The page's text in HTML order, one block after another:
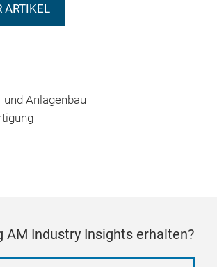
ARTIKEL
Anlagenbau
AM Industry Insights erhalten?